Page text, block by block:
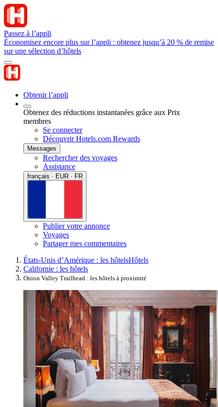
Passez à l’appli
Économisez encore plus sur l’appli : obtenez jusqu’à 20 % de remise
sur une sélection d’hôtels
Obtenir l’appli
Obtenez des réductions instantanées grâce aux Prix
membres
Se connecter
Découvrir Hotels.com Rewards
Messages
Rechercher des voyages
Assistance
français · EUR · FR
Publier votre annonce
Voyages
Partager mes commentaires
États-Unis d’Amérique : les hôtelsHôtels
Californie : les hôtels
Onion Valley Trailhead : les hôtels à proximité